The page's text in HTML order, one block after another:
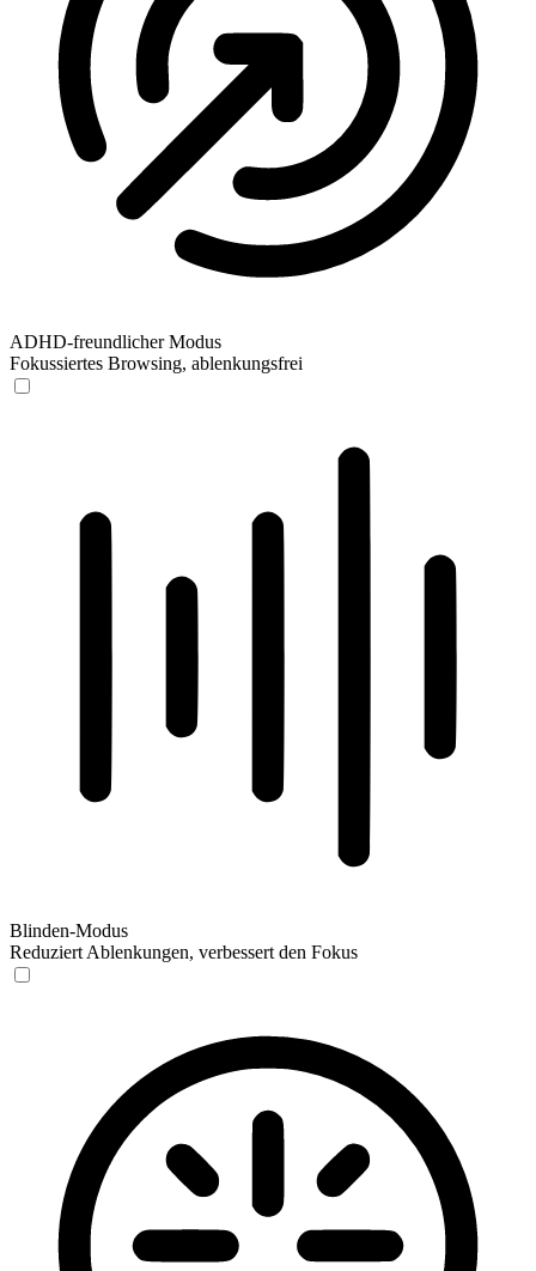
ADHD-freundlicher Modus
Fokussiertes Browsing, ablenkungsfrei
Blinden-Modus
Reduziert Ablenkungen, verbessert den Fokus